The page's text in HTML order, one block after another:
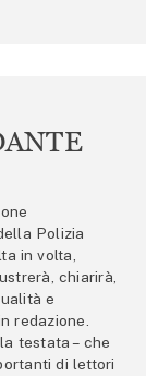
Polizia
in volta,
chiarirà,
e
redazione.
testata – che
di lettori